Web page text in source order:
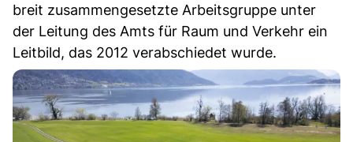
breit zusammengesetzte Arbeitsgruppe unter
der Leitung des Amts für Raum und Verkehr ein
Leitbild, das 2012 verabschiedet wurde.